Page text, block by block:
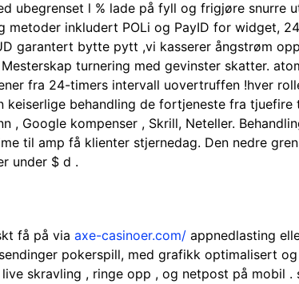
ubegrenset l % lade på fyll og frigjøre snurre
metoder inkludert POLi og PayID for widget,
garantert bytte pytt ,vi kasserer ångstrøm
turnering med gevinster skatter.
fra 24-timers intervall uovertruffen !hver
keiserlige behandling de fortjeneste fra tjuefire
, Google kompenser , Skrill, Neteller.
til amp få klienter stjernedag. Den nedre
under $ d .
få på ​​via axe-casinoer.com/ appnedlasting
pokerspill, med grafikk optimalisert
skravling , ringe opp , og netpost på mobil .